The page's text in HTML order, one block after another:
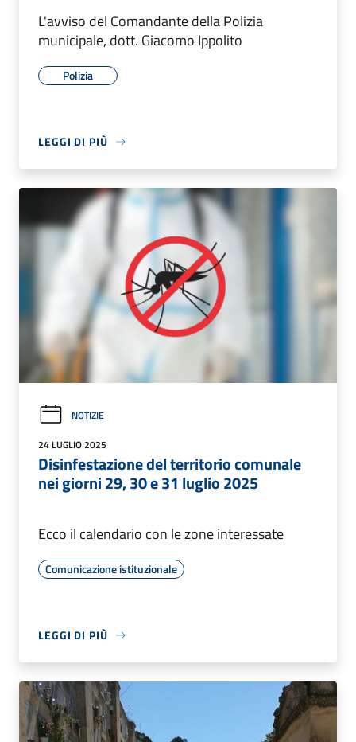
L'avviso del Comandante della Polizia
municipale, dott. Giacomo Ippolito
Polizia
LEGGI DI PIÙ
NOTIZIE
24 LUGLIO 2025
Disinfestazione del territorio comunale
nei giorni 29, 30 e 31 luglio 2025
Ecco il calendario con le zone interessate
Comunicazione istituzionale
LEGGI DI PIÙ